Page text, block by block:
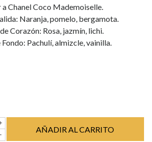
a Chanel Coco Mademoiselle.
Naranja, pomelo, bergamota.
Corazón: Rosa, jazmín, lichi.
Pachulí, almizcle, vainilla.
-